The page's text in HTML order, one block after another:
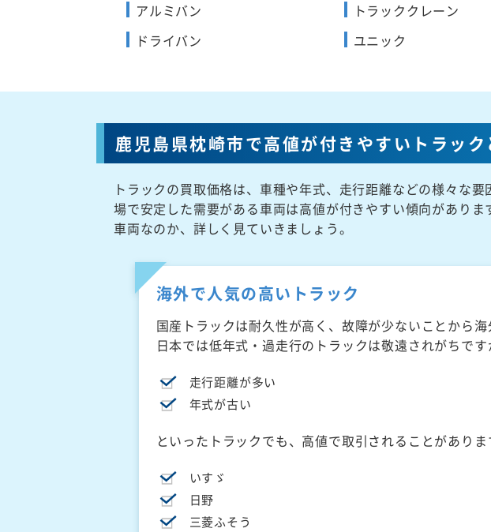
アルミバン
ドライバン
トラッククレーン
ユニック
鹿児島県枕崎市で高値が付きやすいトラック
トラックの買取価格は、車種や年式、走行距離などの様々な
場で安定した需要がある車両は高値が付きやすい傾向があり
車両なのか、詳しく見ていきましょう。
海外で人気の高いトラック
国産トラックは耐久性が高く、故障が少ないことから海
日本では低年式・過走行のトラックは敬遠されがちで
走行距離が多い
年式が古い
といったトラックでも、高値で取引されることがありま
いすゞ
日野
三菱ふそう